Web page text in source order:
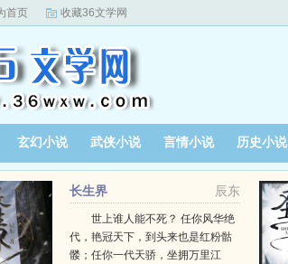
首页 收藏36文学网
玄幻小说 武侠小说 言情小说 历史小说
辰东
长生界
世上谁人能不死？ 任你风华绝
代，艳冠天下，到头来也是红粉骷
髅；任你一代天骄，坐拥万里江